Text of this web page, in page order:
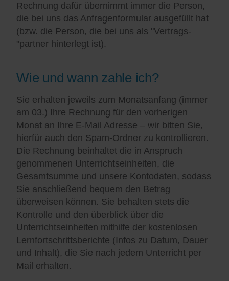
Rechnung dafür übernimmt immer die Person,
die bei uns das Anfragenformular ausgefüllt hat
(bzw. die Person, die bei uns als "Vertrags-
"partner hinterlegt ist).
Wie und wann zahle ich?
Sie erhalten jeweils zum Monatsanfang (immer
am 03.) Ihre Rechnung für den vorherigen
Monat an Ihre E-Mail Adresse – wir bitten Sie,
hierfür auch den Spam-Ordner zu kontrollieren.
Die Rechnung beinhaltet die in Anspruch
genommenen Unterrichtseinheiten, die
Gesamtsumme und unsere Kontodaten, sodass
Sie anschließend bequem den Betrag
überweisen können. Sie behalten stets die
Kontrolle und den überblick über die
Unterrichtseinheiten mithilfe der kostenlosen
Lernfortschrittsberichte (Infos zu Datum, Dauer
und Inhalt), die Sie nach jedem Unterricht per
Mail erhalten.